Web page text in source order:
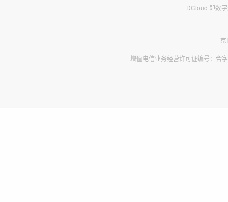
DCloud 即数
增值电信业务经营许可证编号：合